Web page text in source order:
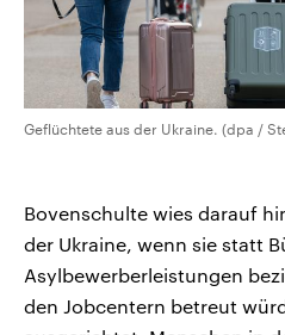
Geflüchtete aus der Ukraine. (dpa /
Bovenschulte wies darauf
der Ukraine, wenn sie statt
Asylbewerberleistungen
den Jobcentern betreut